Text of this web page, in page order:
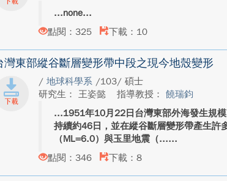
none
點閱：325
下載：10
灣東部縱谷斷層變形帶中段之現今地殼變形
/地球科學系 /103/ 碩士
研究生： 王姿懿
指導教授：饒瑞鈞
1951年10月22日台灣東部外海發生規
持續約46日，並在縱谷斷層變形帶產生
（ML=6.0）與玉里地震（...
點閱：346
下載：8